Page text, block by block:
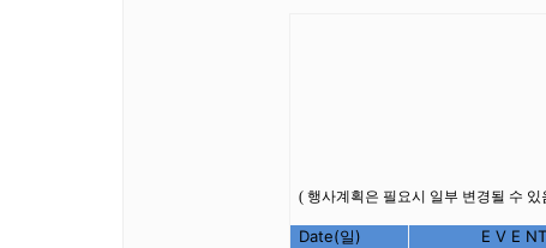
(행사계획은 필요시 일부 변경될 수 있
Date(일) E V E NT